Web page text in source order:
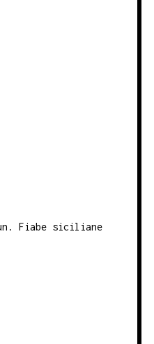
Fiabe siciliane